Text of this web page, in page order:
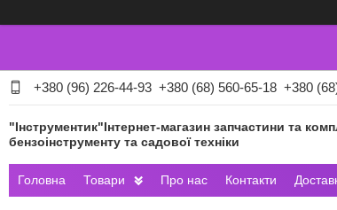
+380 (96) 226-44-93 +380 (68) 560-65-18 +380
"Інструментик"Інтернет-магазин запчастини та
бензоінструменту та садової техніки
Головна Товари Про нас Контакти